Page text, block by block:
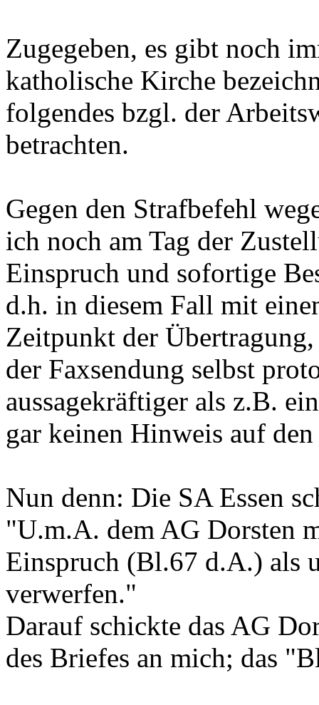
Zugegeben, es gibt noch
katholische Kirche
folgendes bzgl. der
betrachten.
Gegen den Strafbefehl
ich noch am Tag der
Einspruch und sofortige
d.h. in diesem Fall mit
Zeitpunkt der
der Faxsendung selbst
aussagekräftiger als z.B.
gar keinen Hinweis auf
Nun denn: Die SA Essen
"U.m.A. dem AG Dorsten
Einspruch (Bl.67 d.A.) als
verwerfen."
Darauf schickte das AG
des Briefes an mich; das